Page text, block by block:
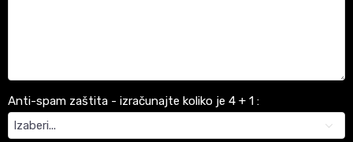
Anti-spam zaštita - izračunajte koliko je 4 + 1 :